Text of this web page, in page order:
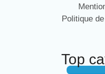
Politique
Top